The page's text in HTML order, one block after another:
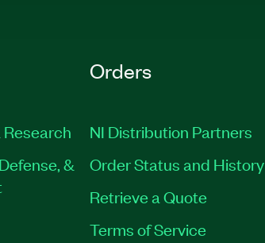
&
Orders
NI Distribution Partners
Order Status and History
Retrieve a Quote
Terms of Service